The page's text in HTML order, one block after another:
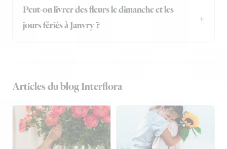
Peut-on livrer des fleurs le dimanche et les
jours fériés à Janvry ?
Articles du blog Interflora